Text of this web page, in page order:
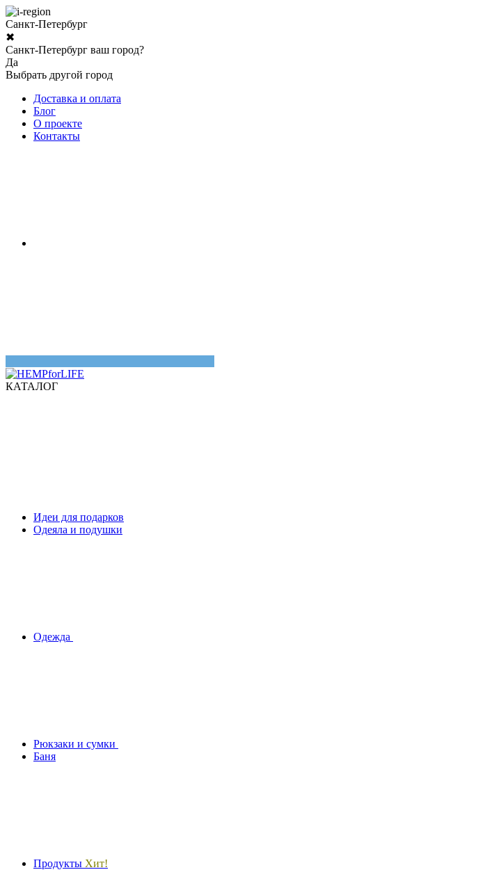
Санкт-Петербург
✖
Санкт-Петербург ваш город?
Да
Выбрать другой город
Доставка и оплата
Блог
О проекте
Контакты
КАТАЛОГ
Идеи для подарков
Одеяла и подушки
Одежда
Рюкзаки и сумки
Баня
Продукты Хит!